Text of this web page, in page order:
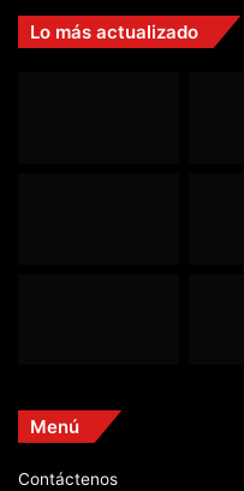
Lo más actualizado
Menú
Contáctenos